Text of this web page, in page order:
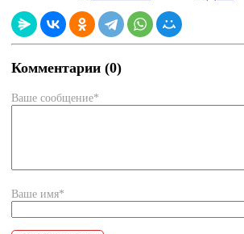
Комментарии (0)
Ваше сообщение*
Ваше имя*